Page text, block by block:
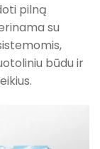
pilną
su
būdu ir